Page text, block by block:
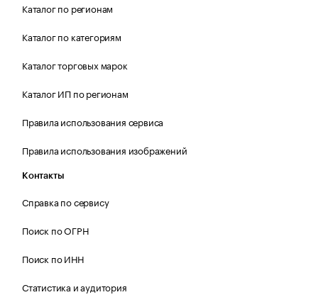
Каталог по регионам
Каталог по категориям
Каталог торговых марок
Каталог ИП по регионам
Правила использования сервиса
Правила использования изображений
Контакты
Справка по сервису
Поиск по ОГРН
Поиск по ИНН
Статистика и аудитория